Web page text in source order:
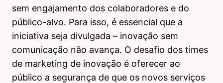
sem engajamento dos colaboradores e do
público-alvo. Para isso, é essencial que a
iniciativa seja divulgada – inovação sem
comunicação não avança. O desafio dos times
de marketing de inovação é oferecer ao
público a segurança de que os novos serviços